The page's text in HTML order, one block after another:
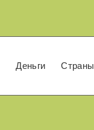
Деньги Страны